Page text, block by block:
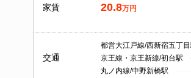
家賃 20.8万円
交通
都営大江戸線/西新宿五丁目
京王線・京王新線/初台駅
丸ノ内線/中野新橋駅